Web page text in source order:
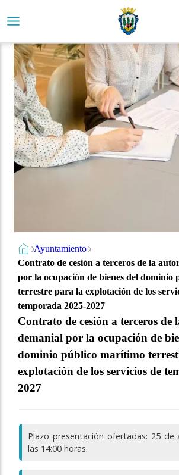
Ayuntamiento
Contrato de cesión a terceros de la
por la ocupación de bienes del dominio
terrestre para la explotación de los
temporada 2025-2027
Contrato de cesión a terceros de
demanial por la ocupación de
dominio público marítimo
explotación de los servicios de
2027
Plazo presentación ofertadas: 25 de
las 14:00 horas.